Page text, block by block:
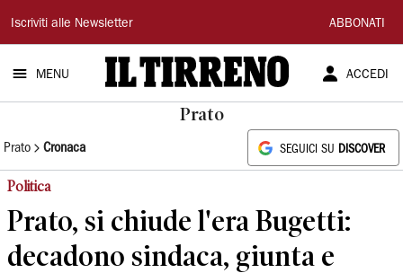
Il
Tirreno
Iscriviti alle Newsletter ABBONATI
MENU ACCEDI
Prato
Prato Cronaca SEGUICI SU DISCOVER
Politica
Prato, si chiude l'era Bugetti:
decadono sindaca, giunta e